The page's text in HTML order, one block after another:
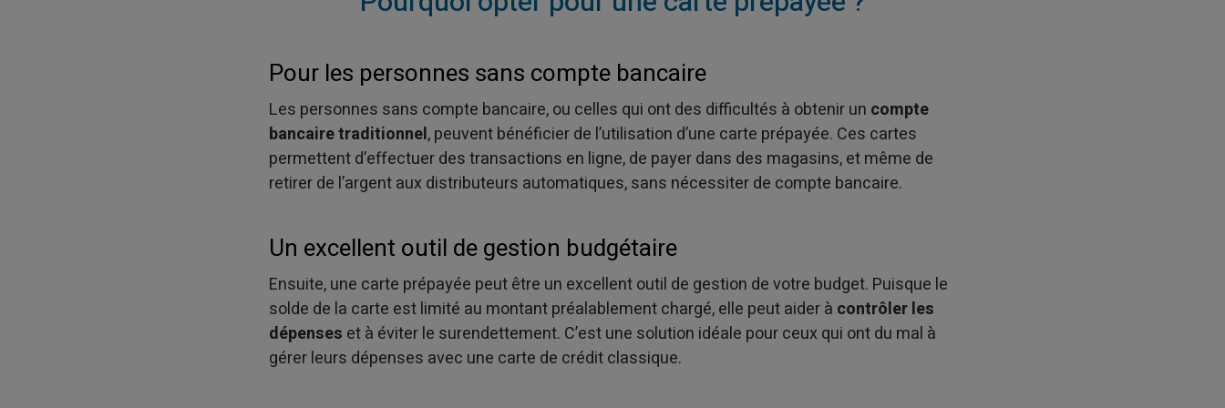
Pour les personnes sans compte bancaire
Les personnes sans compte bancaire, ou celles qui ont des difficultés à obtenir un compte
bancaire traditionnel, peuvent bénéficier de l’utilisation d’une carte prépayée. Ces cartes
permettent d’effectuer des transactions en ligne, de payer dans des magasins, et même de
retirer de l’argent aux distributeurs automatiques, sans nécessiter de compte bancaire.
Un excellent outil de gestion budgétaire
Ensuite, une carte prépayée peut être un excellent outil de gestion de votre budget. Puisque le
solde de la carte est limité au montant préalablement chargé, elle peut aider à contrôler les
dépenses et à éviter le surendettement. C’est une solution idéale pour ceux qui ont du mal à
gérer leurs dépenses avec une carte de crédit classique.